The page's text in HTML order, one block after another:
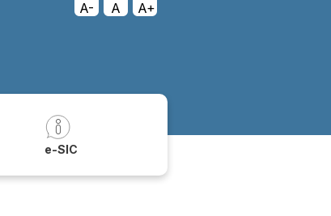
A- A
A+
e-SIC